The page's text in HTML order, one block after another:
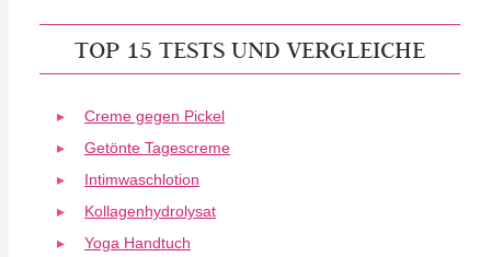
TOP 15 TESTS UND VERGLEICHE
Creme gegen Pickel
Getönte Tagescreme
Intimwaschlotion
Kollagenhydrolysat
Yoga Handtuch